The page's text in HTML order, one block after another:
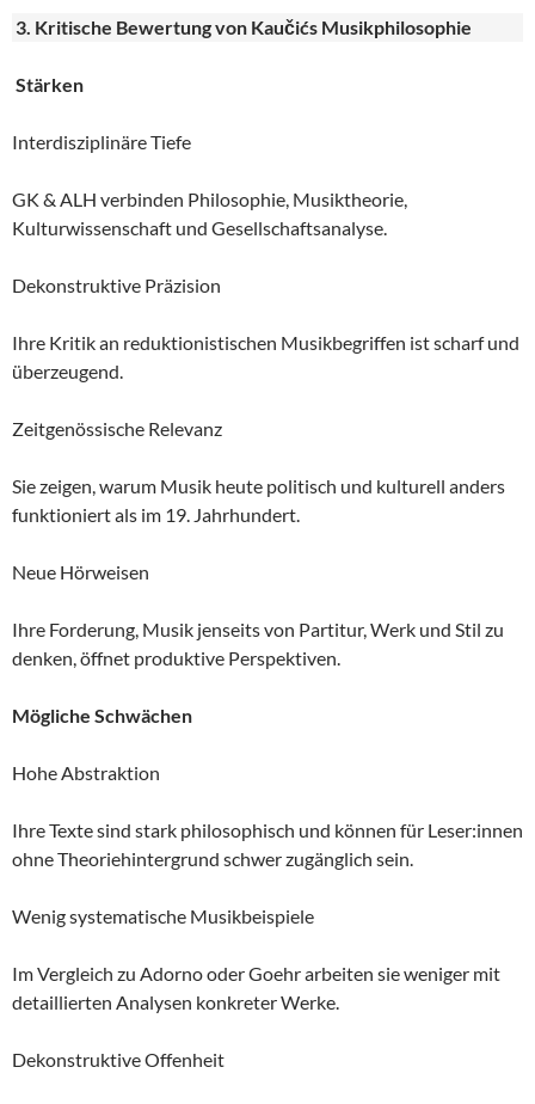
3. Kritische Bewertung von Kaučićs Musikphilosophie
Stärken
Interdisziplinäre Tiefe
GK & ALH verbinden Philosophie, Musiktheorie,
Kulturwissenschaft und Gesellschaftsanalyse.
Dekonstruktive Präzision
Ihre Kritik an reduktionistischen Musikbegriffen ist scharf und
überzeugend.
Zeitgenössische Relevanz
Sie zeigen, warum Musik heute politisch und kulturell anders
funktioniert als im 19. Jahrhundert.
Neue Hörweisen
Ihre Forderung, Musik jenseits von Partitur, Werk und Stil zu
denken, öffnet produktive Perspektiven.
Mögliche Schwächen
Hohe Abstraktion
Ihre Texte sind stark philosophisch und können für Leser:innen
ohne Theoriehintergrund schwer zugänglich sein.
Wenig systematische Musikbeispiele
Im Vergleich zu Adorno oder Goehr arbeiten sie weniger mit
detaillierten Analysen konkreter Werke.
Dekonstruktive Offenheit